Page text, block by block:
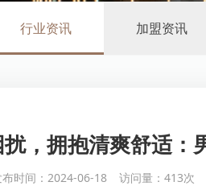
行业资讯 加盟资讯
，拥抱清爽舒适：
布时间：2024-06-18 访问量：413次